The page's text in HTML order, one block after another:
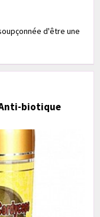
d'être une
biotique